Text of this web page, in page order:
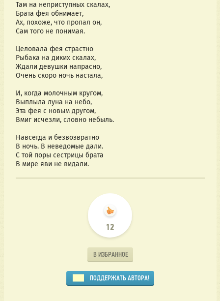
Там на неприступных скалах,
Брата фея обнимает,
Ах, похоже, что пропал он,
Сам того не понимая.
Целовала фея страстно
Рыбака на диких скалах,
Ждали девушки напрасно,
Очень скоро ночь настала,
И, когда молочным кругом,
Выплыла луна на небо,
Эта фея с новым другом,
Вмиг исчезли, словно небыль.
Навсегда и безвозвратно
В ночь. В неведомые дали.
С той поры сестрицы брата
В мире яви не видали.
12
В ИЗБРАННОЕ
ПОДДЕРЖАТЬ АВТОРА!